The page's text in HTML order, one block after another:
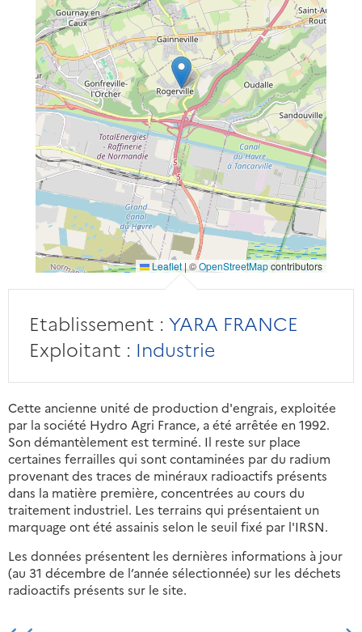
Leaflet |©OpenStreetMapcontributors
Etablissement : YARA FRANCE
Exploitant : Industrie
Cette ancienne unité de production d'engrais, exploitée
par la société Hydro Agri France, a été arrêtée en 1992.
Son démantèlement est terminé. Il reste sur place
certaines ferrailles qui sont contaminées par du radium
provenant des traces de minéraux radioactifs présents
dans la matière première, concentrées au cours du
traitement industriel. Les terrains qui présentaient un
marquage ont été assainis selon le seuil fixé par l'IRSN.
Les données présentent les dernières informations à jour
(au 31 décembre de l’année sélectionnée) sur les déchets
radioactifs présents sur le site.